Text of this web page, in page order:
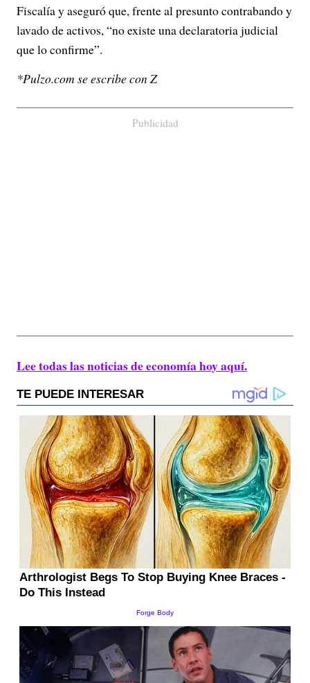
Fiscalía y aseguró que, frente al presunto contrabando y
lavado de activos, “no existe una declaratoria judicial
que lo confirme”.
*Pulzo.com se escribe con Z
Publicidad
Lee todas las noticias de economía hoy aquí.